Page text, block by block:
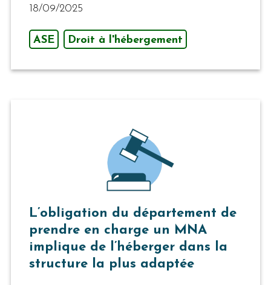
18/09/2025
ASE Droit à l'hébergement
L’obligation du département de
prendre en charge un MNA
implique de l’héberger dans la
structure la plus adaptée